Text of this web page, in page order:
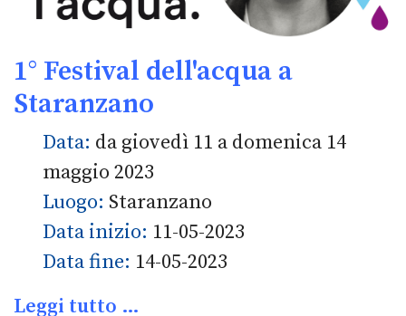
1° Festival dell'acqua a
Staranzano
Data: da giovedì 11 a domenica 14
maggio 2023
Luogo: Staranzano
Data inizio: 11-05-2023
Data fine: 14-05-2023
Leggi tutto …